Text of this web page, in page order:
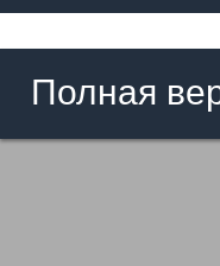
Полная